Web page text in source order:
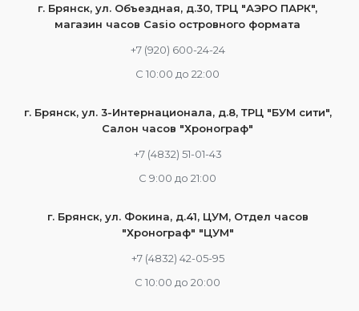
г. Брянск, ул. Объездная, д.30, ТРЦ "АЭРО ПАРК",
магазин часов Casio островного формата
+7 (920) 600-24-24
С 10:00 до 22:00
г. Брянск, ул. 3-Интернационала, д.8, ТРЦ "БУМ сити",
Салон часов "Хронограф"
+7 (4832) 51-01-43
С 9:00 до 21:00
г. Брянск, ул. Фокина, д.41, ЦУМ, Отдел часов
"Хронограф" "ЦУМ"
+7 (4832) 42-05-95
С 10:00 до 20:00